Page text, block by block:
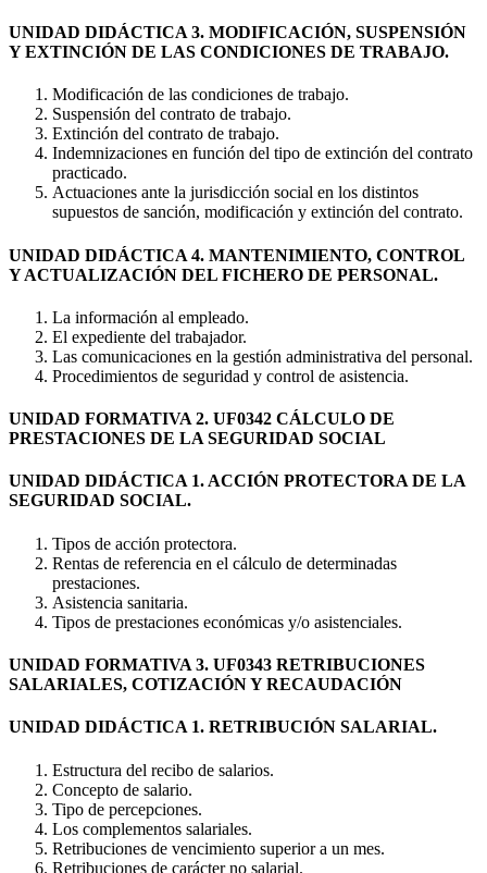
UNIDAD DIDÁCTICA 3. MODIFICACIÓN, SUSPENSIÓN
Y EXTINCIÓN DE LAS CONDICIONES DE TRABAJO.
Modificación de las condiciones de trabajo.
Suspensión del contrato de trabajo.
Extinción del contrato de trabajo.
Indemnizaciones en función del tipo de extinción del contrato
practicado.
Actuaciones ante la jurisdicción social en los distintos
supuestos de sanción, modificación y extinción del contrato.
UNIDAD DIDÁCTICA 4. MANTENIMIENTO, CONTROL
Y ACTUALIZACIÓN DEL FICHERO DE PERSONAL.
La información al empleado.
El expediente del trabajador.
Las comunicaciones en la gestión administrativa del personal.
Procedimientos de seguridad y control de asistencia.
UNIDAD FORMATIVA 2. UF0342 CÁLCULO DE
PRESTACIONES DE LA SEGURIDAD SOCIAL
UNIDAD DIDÁCTICA 1. ACCIÓN PROTECTORA DE LA
SEGURIDAD SOCIAL.
Tipos de acción protectora.
Rentas de referencia en el cálculo de determinadas
prestaciones.
Asistencia sanitaria.
Tipos de prestaciones económicas y/o asistenciales.
UNIDAD FORMATIVA 3. UF0343 RETRIBUCIONES
SALARIALES, COTIZACIÓN Y RECAUDACIÓN
UNIDAD DIDÁCTICA 1. RETRIBUCIÓN SALARIAL.
Estructura del recibo de salarios.
Concepto de salario.
Tipo de percepciones.
Los complementos salariales.
Retribuciones de vencimiento superior a un mes.
Retribuciones de carácter no salarial.